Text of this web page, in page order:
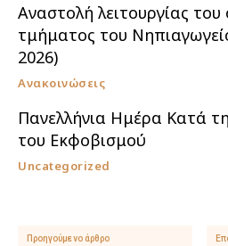
Αναστολή λειτουργίας
τμήματος του
2026)
Ανακοινώσεις
Πανελλήνια Ημέρα Κατά
του Εκφοβισμού
Uncategorized
Προηγούμενο άρθρο